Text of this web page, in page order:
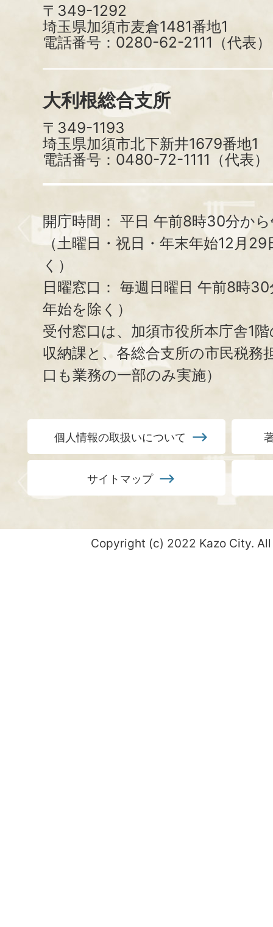
〒349-1292
埼玉県加須市麦倉1481番地1
電話番号：0280-62-2111（代表）
大利根総合支所
〒349-1193
埼玉県加須市北下新井1679番地1
電話番号：0480-72-1111（代表）
開庁時間： 平日 午前8時30分か
（土曜日・祝日・年末年始12月
く）
日曜窓口： 毎週日曜日 午前8時
年始を除く）
受付窓口は、加須市役所本庁舎1
収納課と、 各総合支所の市民税務
口も業務の一部のみ実施）
個人情報の取扱いについて
サイトマップ
Copyright (c) 2022 Kazo City.